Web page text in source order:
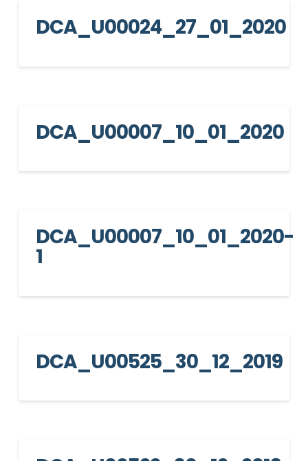
DCA_U00024_27_01_2020
DCA_U00007_10_01_2020
DCA_U00007_10_01_2020-
1
DCA_U00525_30_12_2019
Informativa Privacy
novità dell'Associazione tramite l'iscrizione alla
newsletter